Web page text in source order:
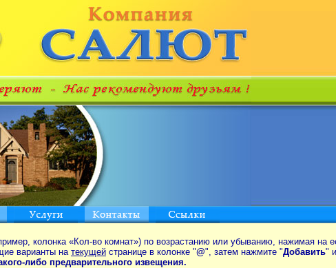
колонка «Кол-во комнат») по возрастанию или убыванию, нажимая на
варианты на текущей странице в колонке "@", затем нажмите "Добавить"
либо предварительного извещения.